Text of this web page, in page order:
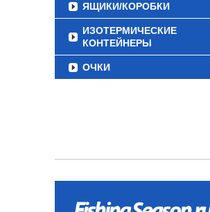
ЯЩИКИ/КОРОБКИ
ИЗОТЕРМИЧЕСКИЕ
КОНТЕЙНЕРЫ
ОЧКИ